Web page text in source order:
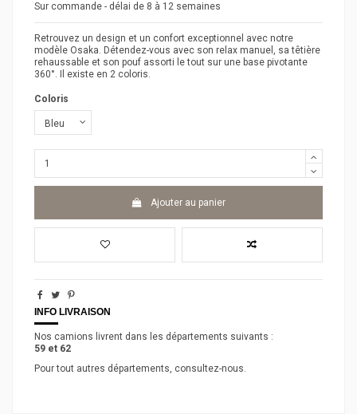
Sur commande - délai de 8 à 12 semaines
Retrouvez un design et un confort exceptionnel avec notre
modèle Osaka. Détendez-vous avec son relax manuel, sa têtière
rehaussable et son pouf assorti le tout sur une base pivotante
360°. Il existe en 2 coloris.
Coloris
Ajouter au panier
INFO LIVRAISON
Nos camions livrent dans les départements suivants :
59 et 62
Pour tout autres départements, consultez-nous.